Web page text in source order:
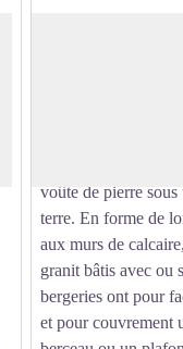
voûte de pierre
terre. En forme de
aux murs de
granit bâtis avec ou
bergeries ont pour
et pour couvrement